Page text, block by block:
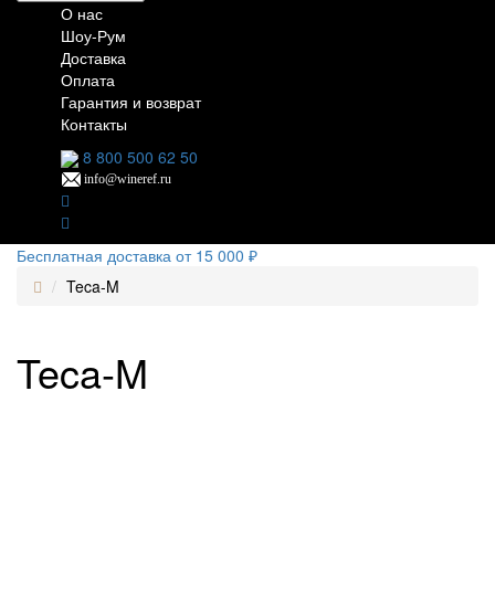
О нас
Шоу-Рум
Доставка
Оплата
Гарантия и возврат
Контакты
8 800 500 62 50
info@wineref.ru
Бесплатная доставка от 15 000 ₽
Teca-M
Teca-M